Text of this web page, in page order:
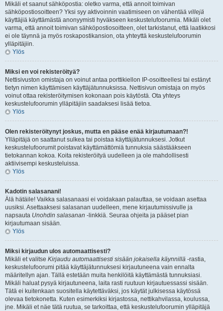
Mikäli et saanut sähköpostia: oletko varma, että annoit toimivan
sähköpostiosoitteen? Yksi syy aktivoinnin vaatimiseen on vähentää villejä
käyttäjiä käyttämästä anonyymisti hyväkseen keskustelufoorumia. Mikäli olet
varma, että annoit toimivan sähköpostiosoitteen, olet tarkistanut, että laatikkosi
ei ole täynnä ja myös roskapostikansion, ota yhteyttä keskustelufoorumin
ylläpitäjiin.
Ylös
Miksi en voi rekisteröityä?
Nettisivuston omistaja on voinut antaa porttikiellon IP-osoitteellesi tai estänyt
tietyn nimen käyttämisen käyttäjätunnuksissa. Nettisivun omistaja on myös
voinut ottaa rekisteröitymisen kokonaan pois käytöstä. Ota yhteys
keskustelufoorumin ylläpitäjiin saadaksesi lisää tietoa.
Ylös
Olen rekisteröitynyt joskus, mutta en pääse enää kirjautumaan?!
Ylläpitäjä on saattanut sulkea tai poistaa käyttäjätunnuksesi. Jotkut
keskustelufoorumit poistavat käyttämättömiä tunnuksia säästääkseen
tietokannan kokoa. Koita rekisteröityä uudelleen ja ole mahdollisesti
aktiivisempi keskusteluissa.
Ylös
Kadotin salasanani!
Älä hätäile! Vaikka salasanaasi ei voidakaan palauttaa, se voidaan asettaa
uusiksi. Asettaaksesi salasanan uudelleen, mene kirjautumissivulle ja
napsauta Unohdin salasanan -linkkiä. Seuraa ohjeita ja pääset pian
kirjautumaan sisään.
Ylös
Miksi kirjaudun ulos automaattisesti?
Mikäli et valitse Kirjaudu automaattisesti sisään jokaisella käynnillä -rastia,
keskustelufoorumi pitää käyttäjätunnuksesi kirjautuneena vain ennalta
määritellyn ajan. Tällä estetään muita henkilöitä käyttämästä tunnuksiasi.
Mikäli haluat pysyä kirjautuneena, laita rasti ruutuun kirjautuessassi sisään.
Tätä ei kuitenkaan suositella käytettäväksi, jos käytät julkisessa käytössä
olevaa tietokonetta. Kuten esimerkiksi kirjastossa, nettikahvilassa, koulussa,
jne. Mikäli et näe tätä ruutua, se tarkoittaa, että keskustelufoorumin ylläpitäjä